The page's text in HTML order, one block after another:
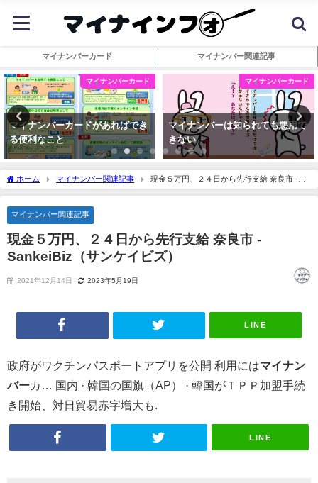
マイナンバーカード マイナンバー関連記事
マイナンバーカード
マイナンバーカードがあればでき
る便利なこと
マイナンバーカード
マイナンバーは知られても悪用で
きない
ホーム マイナンバー関連記事
現金５万円、２４日から先行支給 奈良市 -
SankeiBiz（サンケイビズ）
マイナンバー関連記事
現金５万円、２４日から先行支給 奈良市 -
SankeiBiz（サンケイビズ）
2021年12月14日 2023年5月19日
LINE
政府がワクチンパスポートアプリを公開 利用にはマイナン
バーカ… 国内 · 韓国の国旗（AP） · 韓国がＴＰＰ加盟手続
き開始、対日貿易赤字増大も.
LINE